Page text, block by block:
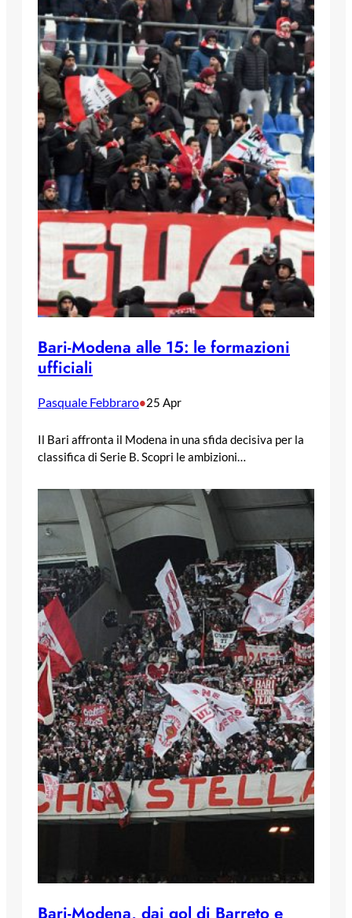
Bari-Modena alle 15: le formazioni
ufficiali
Pasquale Febbraro•25 Apr
Il Bari affronta il Modena in una sfida decisiva per la
classifica di Serie B. Scopri le ambizioni…
Bari-Modena, dai gol di Barreto e